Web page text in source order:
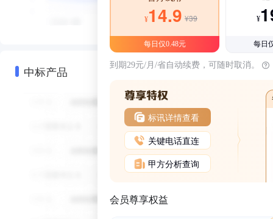
中标产品
¥14.9 ¥39
每日仅0.48元
¥
每日
到期29元/月/省自动续费，可随时取消。
标讯详情查看
关键电话直连
甲方分析查询
会员尊享权益